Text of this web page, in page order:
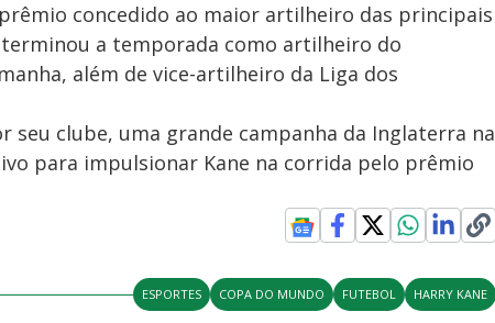
concedido ao maior artilheiro das principais
terminou a temporada como artilheiro do
além de vice-artilheiro da Liga dos
seu clube, uma grande campanha da Inglaterra na
para impulsionar Kane na corrida pelo prêmio
ESPORTES COPA DO MUNDO FUTEBOL HARRY KANE